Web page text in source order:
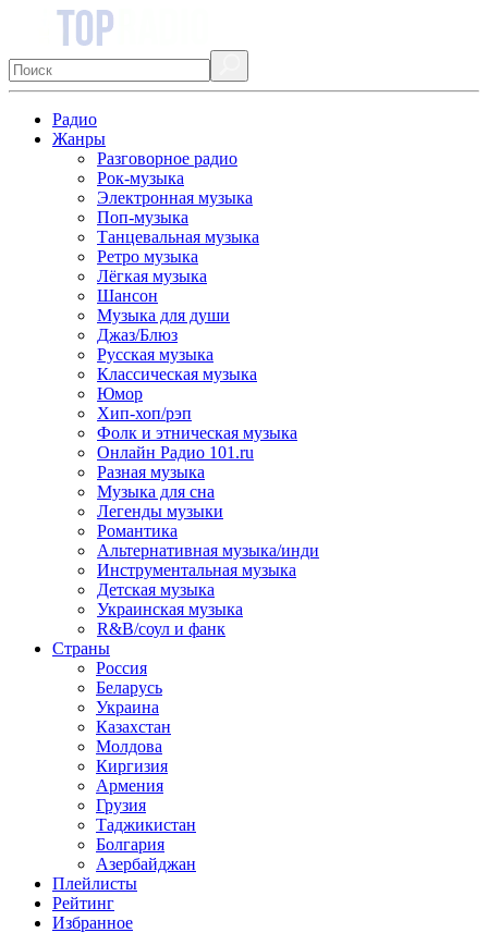
Радио
Жанры
Разговорное радио
Рок-музыка
Электронная музыка
Поп-музыка
Танцевальная музыка
Ретро музыка
Лёгкая музыка
Шансон
Музыка для души
Джаз/Блюз
Русская музыка
Классическая музыка
Юмор
Хип-хоп/рэп
Фолк и этническая музыка
Онлайн Радио 101.ru
Разная музыка
Музыка для сна
Легенды музыки
Романтика
Альтернативная музыка/инди
Инструментальная музыка
Детская музыка
Украинская музыка
R&B/cоул и фанк
Страны
Россия
Беларусь
Украина
Казахстан
Молдова
Киргизия
Армения
Грузия
Таджикистан
Болгария
Азербайджан
Плейлисты
Рейтинг
Избранное